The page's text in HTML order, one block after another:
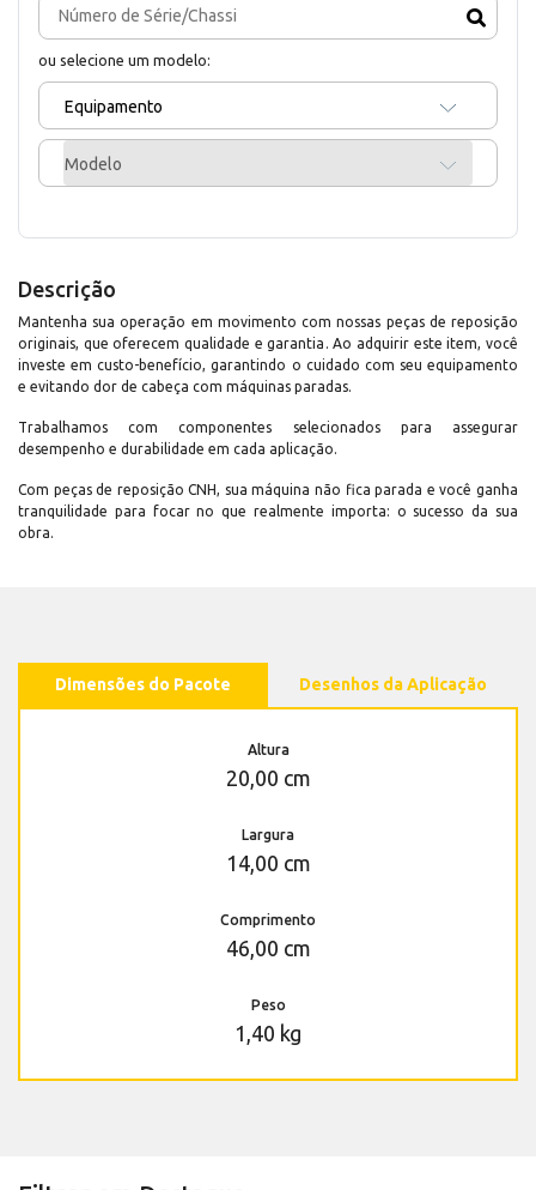
ou selecione um modelo:
Equipamento
Modelo
Descrição
Mantenha sua operação em movimento com nossas peças de reposição
originais, que oferecem qualidade e garantia. Ao adquirir este item, você
investe em custo-benefício, garantindo o cuidado com seu equipamento
e evitando dor de cabeça com máquinas paradas.
Trabalhamos com componentes selecionados para assegurar
desempenho e durabilidade em cada aplicação.
Com peças de reposição CNH, sua máquina não fica parada e você ganha
tranquilidade para focar no que realmente importa: o sucesso da sua
obra.
Dimensões do Pacote Desenhos da Aplicação
Altura
20,00 cm
Largura
14,00 cm
Comprimento
46,00 cm
Peso
1,40 kg